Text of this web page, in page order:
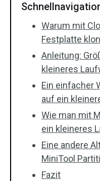
Warum mit
Festplatte
Anleitung:
kleineres
Ein einfacher
auf ein
Wie man mit
ein kleineres
Eine andere
MiniTool
Fazit